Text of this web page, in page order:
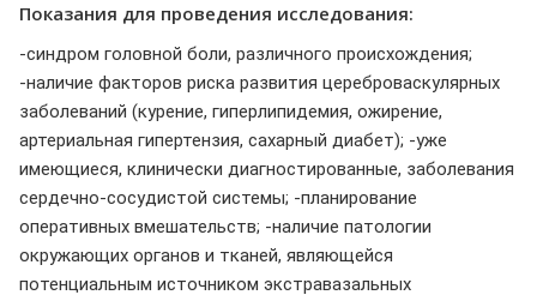
Показания для проведения исследования:
-синдром головной боли, различного происхождения;
-наличие факторов риска развития цереброваскулярных
заболеваний (курение, гиперлипидемия, ожирение,
артериальная гипертензия, сахарный диабет); -уже
имеющиеся, клинически диагностированные, заболевания
сердечно-сосудистой системы; -планирование
оперативных вмешательств; -наличие патологии
окружающих органов и тканей, являющейся
потенциальным источником экстравазальных